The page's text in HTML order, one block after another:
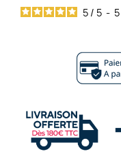
5 / 5 - 5